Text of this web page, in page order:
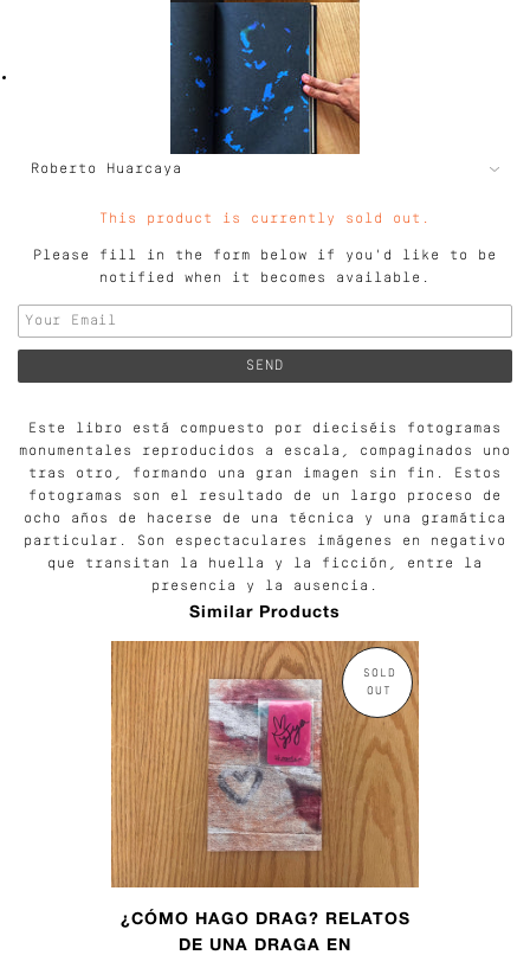
This product is currently sold out.
Please fill in the form below if you'd like to be
notified when it becomes available.
Este libro está compuesto por dieciséis fotogramas
monumentales reproducidos a escala, compaginados uno
tras otro, formando una gran imagen sin fin. Estos
fotogramas son el resultado de un largo proceso de
ocho años de hacerse de una técnica y una gramática
particular. Son espectaculares imágenes en negativo
que transitan la huella y la ficción, entre la
presencia y la ausencia.
Similar Products
SOLD
OUT
¿CÓMO HAGO DRAG? RELATOS
DE UNA DRAGA EN